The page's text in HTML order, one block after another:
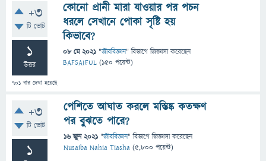
+3
টি ভোট
1
উত্তর
701 বার দেখা হয়েছে
কোনো প্রানী মারা যাওয়ার পর পচন
ধরলে সেখানে পোকা সৃষ্টি হয়
কিভাবে?
08 মে 2021 "জীববিজ্ঞান" বিভাগে জিজ্ঞাসাকরেছেন
BAFSAIFUL (150 পয়েন্ট)
+3
টি ভোট
1
পেশিতে আঘাত করলে মস্তিষ্ক কতক্ষণ
পর বুঝতে পারে?
16 জুন 2021 "জীববিজ্ঞান" বিভাগে জিজ্ঞাসাকরেছেন
Nusaiba Nahia Tiasha (5,800 পয়েন্ট)